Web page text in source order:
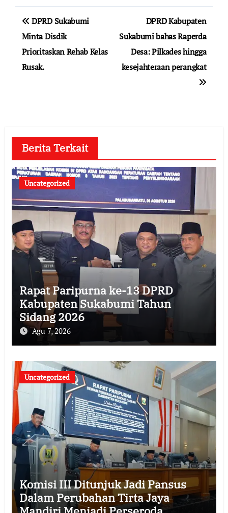
Navigasi
pos
DPRD Sukabumi
Minta Disdik
Prioritaskan Rehab Kelas
Rusak.
DPRD Kabupaten
Sukabumi bahas Raperda
Desa: Pilkades hingga
kesejahteraan perangkat
Berita Terkait
Uncategorized
Rapat Paripurna ke-13 DPRD
Kabupaten Sukabumi Tahun
Sidang 2026
Agu 7, 2026
Uncategorized
Komisi III Ditunjuk Jadi Pansus
Dalam Perubahan Tirta Jaya